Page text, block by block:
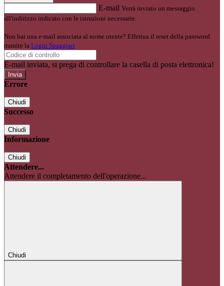
E-mail Verrà inviato un messaggio
all'indirizzo indicato con le istruzioni necessarie.
Non hai una e-mail associata al nome utente? Effettua il reset della password
tramite la Login Spaggiari
E-mail inviata, si prega di controllare la casella di posta elettronica!
Errore
Chiudi
Successo
Chiudi
Informazione
Chiudi
Attendere...
Attendere il completamento dell'operazione...
Chiudi